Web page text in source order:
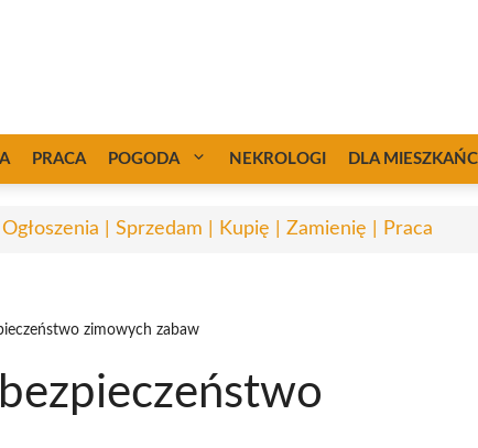
PRACA POGODA NEKROLOGI DLA
Ogłoszenia | Sprzedam | Kupię | Zamienię | Praca
zimowych zabaw